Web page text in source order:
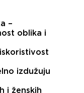
–
oblika i
izdužuju
i ženskih